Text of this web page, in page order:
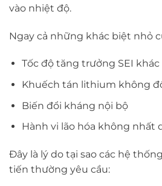
vào nhiệt độ.
Ngay cả những khác biệt nhỏ
Tốc độ tăng trưởng SEI khác
Khuếch tán lithium không
Biến đổi kháng nội bộ
Hành vi lão hóa không nhất
Đây là lý do tại sao các hệ
tiến thường yêu cầu: